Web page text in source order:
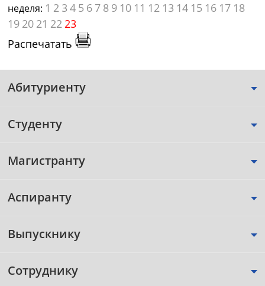
неделя: 1 2 3 4 5 6 7 8 9 10 11 12 13 14 15 16 17 18
19 20 21 2223
Распечатать
Абитуриенту
Студенту
Магистранту
Аспиранту
Выпускнику
Сотруднику